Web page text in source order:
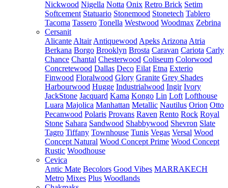
Nickwood Nigella Notta Onix Retro Brick Setim
Softcement Statuario Stonemood Stonetech Tablero
Tacoma Tassero Tonella Westwood Woodmax Zebrina
Cersanit
Alicante Altair Antiquewood Apeks Arizona Atria
Berkana Borgo Brooklyn Brosta Caravan Cariota Carly
Chance Chantal Chesterwood Coliseum Colorwood
Concretewood Dallas Deco Eilat Etna Exterio
Finwood Floralwood Glory Granite Grey Shades
Harbourwood Hugge Industrialwood Ingir Ivory
JackStone Jacquard Kama Kongo Lin Loft Lofthouse
Luara Majolica Manhattan Metallic Nautilus Orion Otto
Pecanwood Polaris Provans Raven Rento Rock Royal
Stone Sahara Sandwood Shabbywood Shevron Slate
Tagro Tiffany Townhouse Tunis Vegas Versal Wood
Concept Natural Wood Concept Prime Wood Concept
Rustic Woodhouse
Cevica
Antic Mate Becolors Good Vibes MARRAKECH
Metro Mixes Plus Woodlands